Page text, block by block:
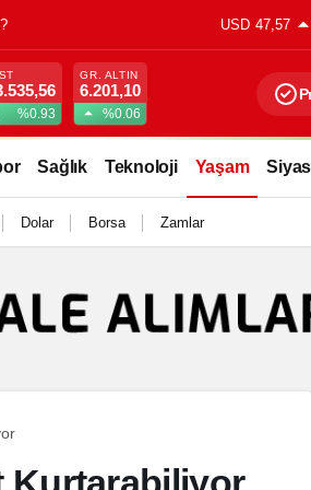
USD 47,57
%0.93
GR. ALTIN
6.201,10
%0.06
Sağlık Teknoloji Yaşam
Dolar Borsa Zamlar